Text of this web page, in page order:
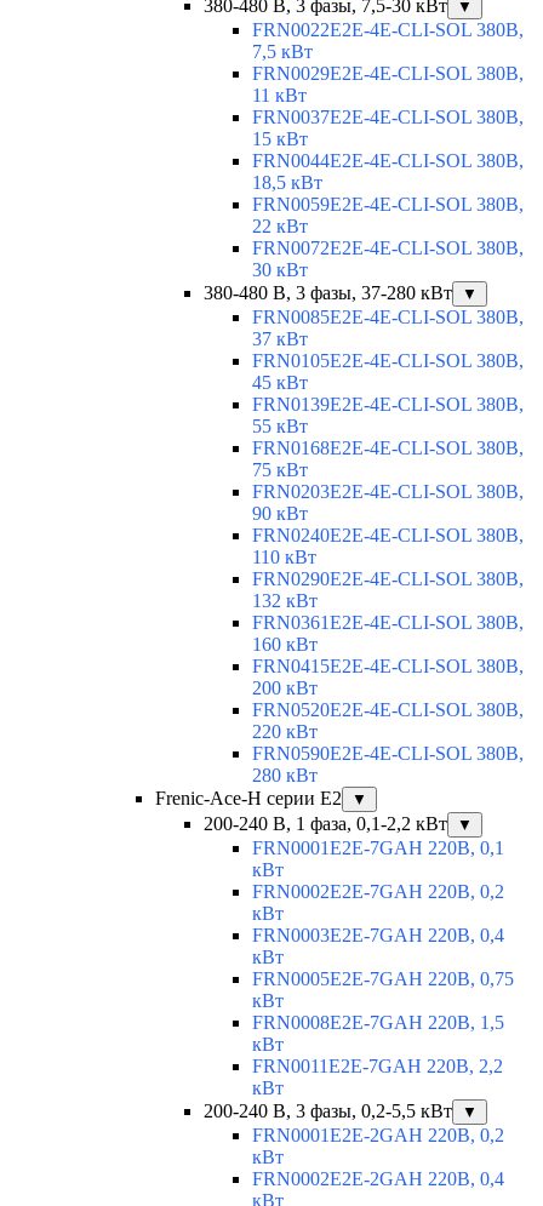
380-480 В, 3 фазы, 7,5-30 кВт
▼
FRN0022E2E-4E-CLI-SOL 380В,
7,5 кВт
FRN0029E2E-4E-CLI-SOL 380В,
11 кВт
FRN0037E2E-4E-CLI-SOL 380В,
15 кВт
FRN0044E2E-4E-CLI-SOL 380В,
18,5 кВт
FRN0059E2E-4E-CLI-SOL 380В,
22 кВт
FRN0072E2E-4E-CLI-SOL 380В,
30 кВт
380-480 В, 3 фазы, 37-280 кВт
▼
FRN0085E2E-4E-CLI-SOL 380В,
37 кВт
FRN0105E2E-4E-CLI-SOL 380В,
45 кВт
FRN0139E2E-4E-CLI-SOL 380В,
55 кВт
FRN0168E2E-4E-CLI-SOL 380В,
75 кВт
FRN0203E2E-4E-CLI-SOL 380В,
90 кВт
FRN0240E2E-4E-CLI-SOL 380В,
110 кВт
FRN0290E2E-4E-CLI-SOL 380В,
132 кВт
FRN0361E2E-4E-CLI-SOL 380В,
160 кВт
FRN0415E2E-4E-CLI-SOL 380В,
200 кВт
FRN0520E2E-4E-CLI-SOL 380В,
220 кВт
FRN0590E2E-4E-CLI-SOL 380В,
280 кВт
Frenic-Ace-H серии E2
▼
200-240 В, 1 фаза, 0,1-2,2 кВт ▼
FRN0001E2E-7GAH 220В, 0,1
кВт
FRN0002E2E-7GAH 220В, 0,2
кВт
FRN0003E2E-7GAH 220В, 0,4
кВт
FRN0005E2E-7GAH 220В, 0,75
кВт
FRN0008E2E-7GAH 220В, 1,5
кВт
FRN0011E2E-7GAH 220В, 2,2
кВт
200-240 В, 3 фазы, 0,2-5,5 кВт
▼
FRN0001E2E-2GAH 220В, 0,2
кВт
FRN0002E2E-2GAH 220В, 0,4
кВт